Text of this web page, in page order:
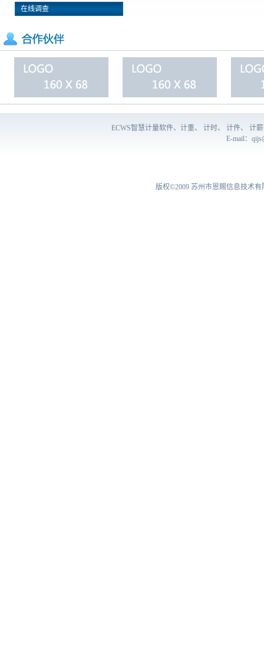
在线调查
ECWS智慧计量软件、计重、 计时、 计件、 计
E-mail：
版权©2009 苏州市恩赐信息技术有